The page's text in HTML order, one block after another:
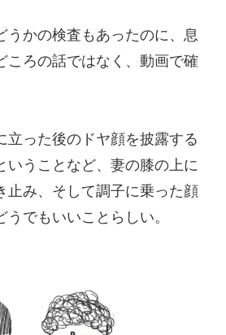
うかの検査もあったのに、息
ころの話ではなく、動画で確
立った後のドヤ顔を披露する
いうことなど、妻の膝の上に
止み、そして調子に乗った顔
でもいいことらしい。